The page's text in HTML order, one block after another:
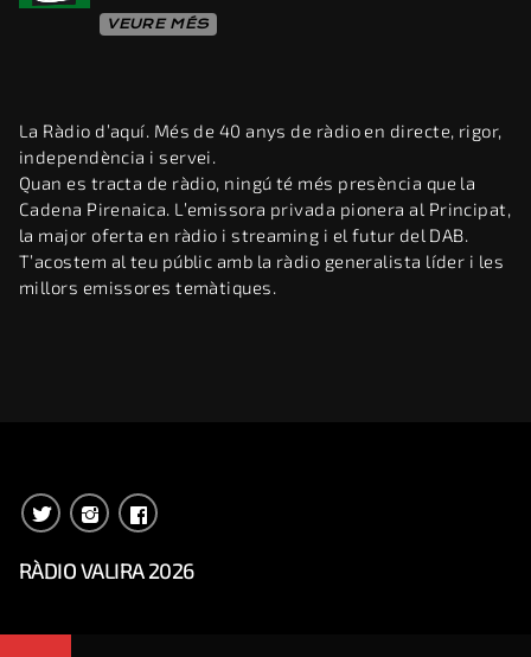
VEURE MÉS
La Ràdio d’aquí. Més de 40 anys de ràdio en directe, rigor,
independència i servei.
Quan es tracta de ràdio, ningú té més presència que la
Cadena Pirenaica. L’emissora privada pionera al Principat,
la major oferta en ràdio i streaming i el futur del DAB.
T’acostem al teu públic amb la ràdio generalista líder i les
millors emissores temàtiques.
RÀDIO VALIRA 2026